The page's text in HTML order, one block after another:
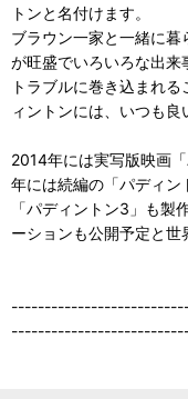
トンと名付けます。
ブラウン一家と一緒に
が旺盛でいろいろな出来
トラブルに巻き込まれ
ィントンには、いつも良
2014年には実写版映画
年には続編の「パディン
「パディントン3」も製
ーションも公開予定と世